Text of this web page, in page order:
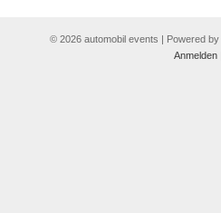
© 2026 automobil events | Powered by
Anmelden|